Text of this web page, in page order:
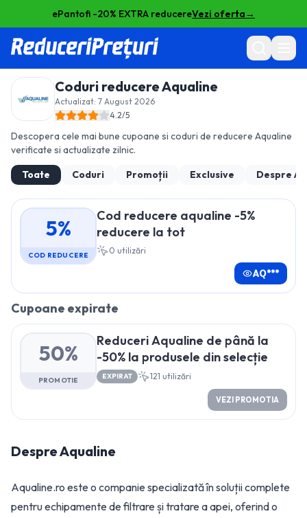
ePantofi -20% EXTRA reducereVezi oferta→
Coduri reducereAqualine
Actualizat: 7 August 2026
4.2/5
Descopera cele mai bune cupoane si coduri de reducere Aqualine
verificate si actualizate zilnic.
Toate
Coduri Promoții Exclusive Despre
5%
COD REDUCERE
Cod reducere aqualine -5%
reducere la tot
0 utilizări
AQ***
Cupoane expirate
50%
PROMOTIE
Reduceri Aqualine de până la
-50% la produsele din selecție
EXPIRAT 121 utilizări
VEZI PROMOTIA
DespreAqualine
Aqualine.ro este o companie specializată în soluții complete
pentru echipamente de filtrare și tratare a apei, oferind o